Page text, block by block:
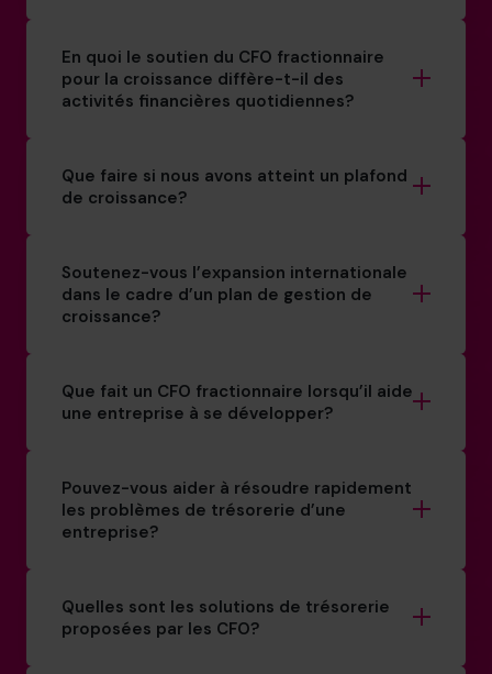
En quoi le soutien du CFO fractionnaire
pour la croissance diffère-t-il des
activités financières quotidiennes?
Que faire si nous avons atteint un plafond
de croissance?
Soutenez-vous l’expansion internationale
dans le cadre d’un plan de gestion de
croissance?
Que fait un CFO fractionnaire lorsqu’il aide
une entreprise à se développer?
Pouvez-vous aider à résoudre rapidement
les problèmes de trésorerie d’une
entreprise?
Quelles sont les solutions de trésorerie
proposées par les CFO?